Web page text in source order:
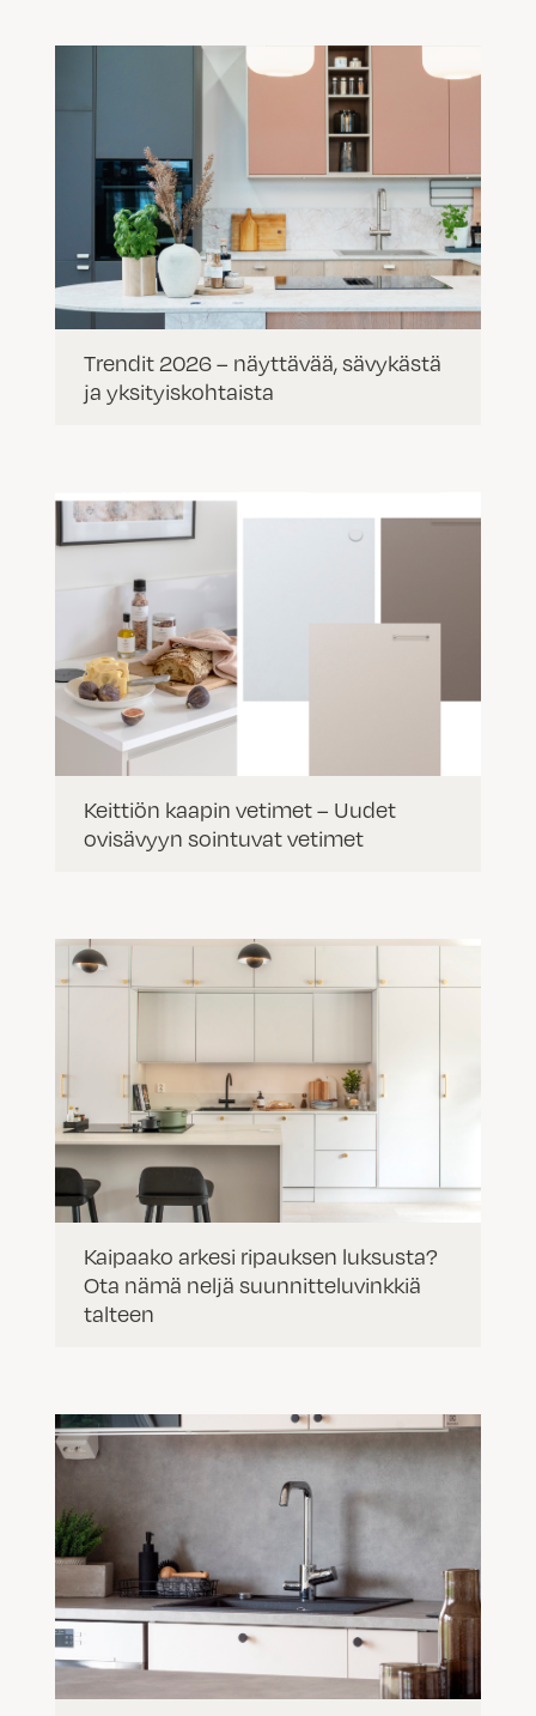
Trendit 2026 – näyttävää, sävykästä
ja yksityiskohtaista
Keittiön kaapin vetimet – Uudet
ovisävyyn sointuvat vetimet
Kaipaako arkesi ripauksen luksusta?
Ota nämä neljä suunnitteluvinkkiä
talteen